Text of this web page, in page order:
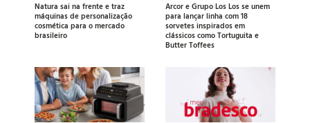
Natura sai na frente e traz
máquinas de personalização
cosmética para o mercado
brasileiro
Arcor e Grupo Los Los se unem
para lançar linha com 18
sorvetes inspirados em
clássicos como Tortuguita e
Butter Toffees